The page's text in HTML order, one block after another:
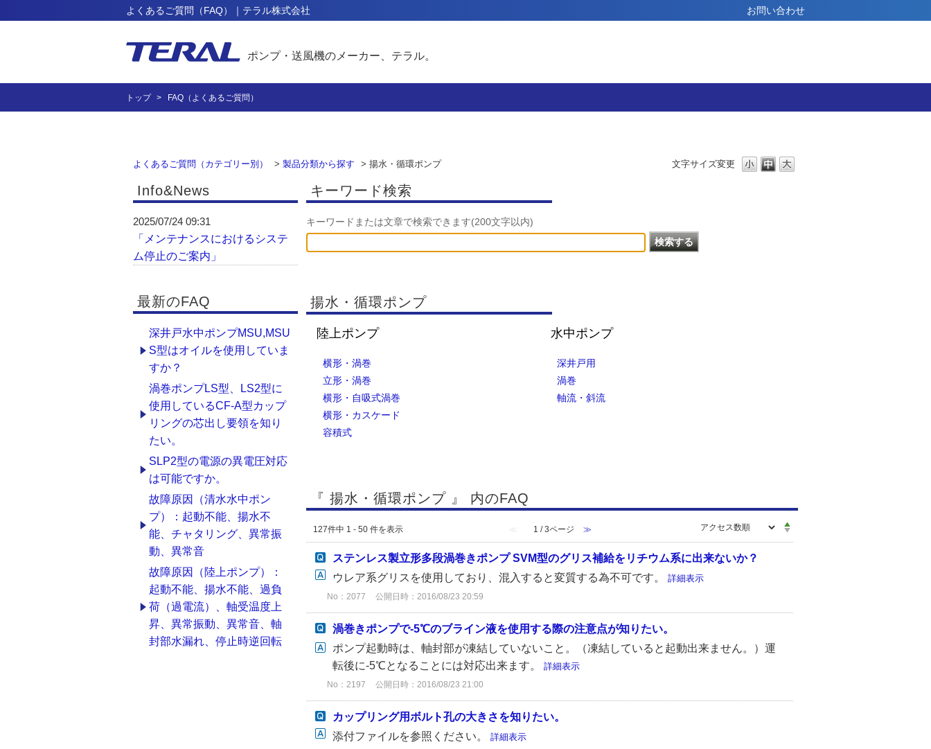
よくあるご質問（FAQ）｜テラル株式会社 お問い合わせ
ポンプ・送風機のメーカー、テラル。
トップ FAQ（よくあるご質問）
文字サイズ変更
よくあるご質問（カテゴリー別） > 製品分類から探す > 揚水・循環ポンプ
Info&News
2025/07/24 09:31
「メンテナンスにおけるシステ
ム停止のご案内」
最新のFAQ
深井戸水中ポンプMSU,MSU
S型はオイルを使用していま
すか？
渦巻ポンプLS型、LS2型に
使用しているCF-A型カップ
リングの芯出し要領を知り
たい。
SLP2型の電源の異電圧対応
は可能ですか。
故障原因（清水水中ポン
プ）：起動不能、揚水不
能、チャタリング、異常振
動、異常音
故障原因（陸上ポンプ）：
起動不能、揚水不能、過負
荷（過電流）、軸受温度上
昇、異常振動、異常音、軸
封部水漏れ、停止時逆回転
キーワード検索
キーワードまたは文章で検索できます(200文字以内)
揚水・循環ポンプ
陸上ポンプ
横形・渦巻
立形・渦巻
横形・自吸式渦巻
横形・カスケード
容積式
水中ポンプ
深井戸用
渦巻
軸流・斜流
『 揚水・循環ポンプ 』 内のFAQ
127件中 1 - 50 件を表示 ≪ 1 / 3ページ ≫
ステンレス製立形多段渦巻きポンプ SVM型のグリス補給をリチウム系に出来ないか？
ウレア系グリスを使用しており、混入すると変質する為不可です。 詳細表示
No：2077 公開日時：2016/08/23 20:59
渦巻きポンプで-5℃のブライン液を使用する際の注意点が知りたい。
ポンプ起動時は、軸封部が凍結していないこと。（凍結していると起動出来ません。）運
転後に-5℃となることには対応出来ます。 詳細表示
No：2197 公開日時：2016/08/23 21:00
カップリング用ボルト孔の大きさを知りたい。
添付ファイルを参照ください。 詳細表示